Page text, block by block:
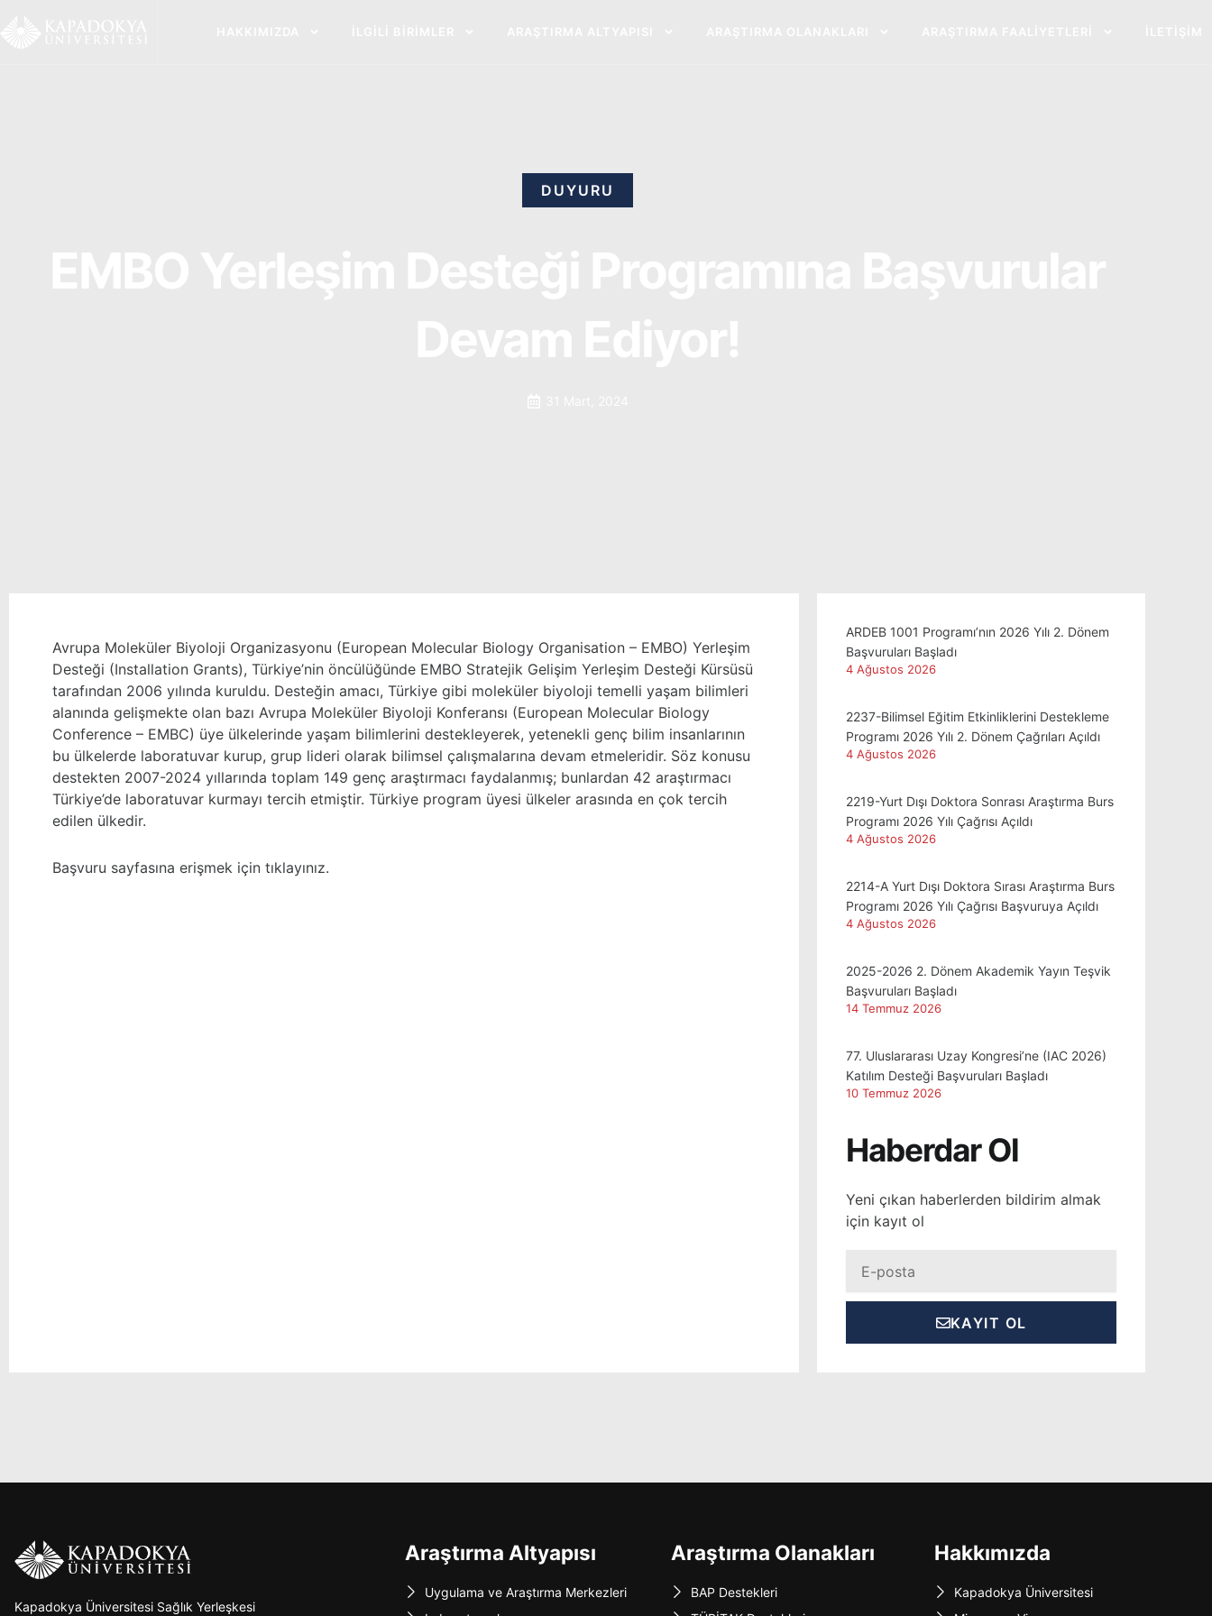
DUYURU
Avrupa Moleküler Biyoloji Organizasyonu (European Molecular Biology Organisation – EMBO) Yerleşim
Desteği (Installation Grants), Türkiye’nin öncülüğünde EMBO Stratejik Gelişim Yerleşim Desteği Kürsüsü
tarafından 2006 yılında kuruldu. Desteğin amacı, Türkiye gibi moleküler biyoloji temelli yaşam bilimleri
alanında gelişmekte olan bazı Avrupa Moleküler Biyoloji Konferansı (European Molecular Biology
Conference – EMBC) üye ülkelerinde yaşam bilimlerini destekleyerek, yetenekli genç bilim insanlarının
bu ülkelerde laboratuvar kurup, grup lideri olarak bilimsel çalışmalarına devam etmeleridir. Söz konusu
destekten 2007-2024 yıllarında toplam 149 genç araştırmacı faydalanmış; bunlardan 42 araştırmacı
Türkiye’de laboratuvar kurmayı tercih etmiştir. Türkiye program üyesi ülkeler arasında en çok tercih
edilen ülkedir.
Başvuru sayfasına erişmek için tıklayınız.
ARDEB 1001 Programı’nın 2026 Yılı 2. Dönem
Başvuruları Başladı
4 Ağustos 2026
2237-Bilimsel Eğitim Etkinliklerini Destekleme
Programı 2026 Yılı 2. Dönem Çağrıları Açıldı
4 Ağustos 2026
2219-Yurt Dışı Doktora Sonrası Araştırma Burs
Programı 2026 Yılı Çağrısı Açıldı
4 Ağustos 2026
2214-A Yurt Dışı Doktora Sırası Araştırma Burs
Programı 2026 Yılı Çağrısı Başvuruya Açıldı
4 Ağustos 2026
2025-2026 2. Dönem Akademik Yayın Teşvik
Başvuruları Başladı
14 Temmuz 2026
77. Uluslararası Uzay Kongresi’ne (IAC 2026)
Katılım Desteği Başvuruları Başladı
10 Temmuz 2026
Haberdar Ol
Yeni çıkan haberlerden bildirim almak
için kayıt ol
KAYIT OL
Kapadokya Üniversitesi Sağlık Yerleşkesi
Araştırma Altyapısı
Uygulama ve Araştırma Merkezleri
Araştırma Olanakları
BAP Destekleri
Hakkımızda
Kapadokya Üniversitesi